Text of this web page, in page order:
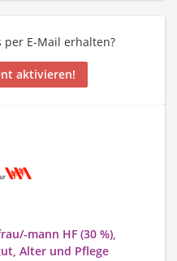
per E-Mail erhalten?
aktivieren!
mann HF (30 %),
Alter und Pflege